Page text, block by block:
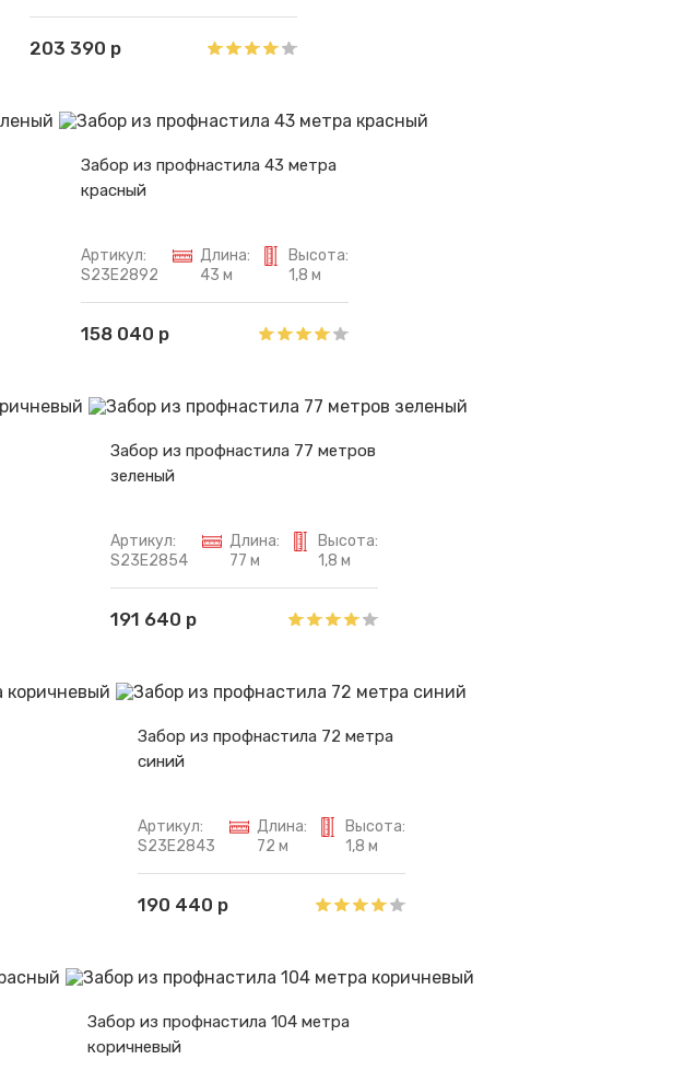
203 390 р
Забор из профнастила 43 метра
красный
Артикул:
S23E2892
Длина:
43 м
Высота:
1,8 м
158 040 р
Забор из профнастила 77 метров
зеленый
Артикул:
S23E2854
Длина:
77 м
Высота:
1,8 м
191 640 р
Забор из профнастила 72 метра
синий
Артикул:
S23E2843
Длина:
72 м
Высота:
1,8 м
190 440 р
Забор из профнастила 104 метра
коричневый